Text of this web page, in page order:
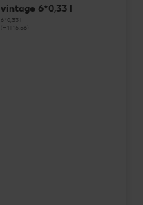
vintage 6*0,33 l
6*0,33 l
(=1 l 15.56)